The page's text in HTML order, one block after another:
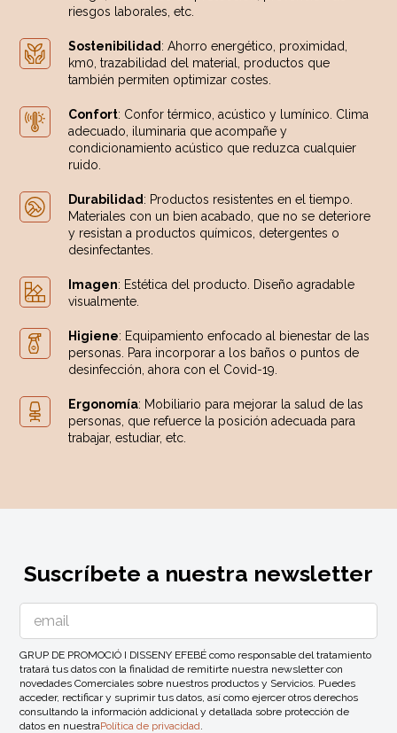
riesgos laborales, etc.
Sostenibilidad: Ahorro energético, proximidad,
km0, trazabilidad del material, productos que
también permiten optimizar costes.
Confort: Confor térmico, acústico y lumínico. Clima
adecuado, iluminaria que acompañe y
condicionamiento acústico que reduzca cualquier
ruido.
Durabilidad: Productos resistentes en el tiempo.
Materiales con un bien acabado, que no se deteriore
y resistan a productos químicos, detergentes o
desinfectantes.
Imagen: Estética del producto. Diseño agradable
visualmente.
Higiene: Equipamiento enfocado al bienestar de las
personas. Para incorporar a los baños o puntos de
desinfección, ahora con el Covid-19.
Ergonomía: Mobiliario para mejorar la salud de las
personas, que refuerce la posición adecuada para
trabajar, estudiar, etc.
Suscríbete a nuestra newsletter
GRUP DE PROMOCIÓ I DISSENY EFEBÉ como responsable del tratamiento
tratará tus datos con la finalidad de remitirte nuestra newsletter con
novedades Comerciales sobre nuestros productos y Servicios. Puedes
acceder, rectificar y suprimir tus datos, así como ejercer otros derechos
consultando la información addicional y detallada sobre protección de
datos en nuestraPolítica de privacidad